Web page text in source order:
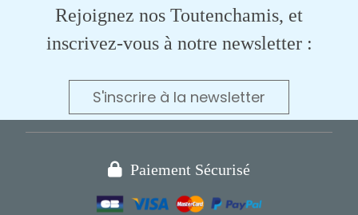
Rejoignez nos Toutenchamis, et
inscrivez-vous à notre newsletter :
S'inscrire à la newsletter
 Paiement Sécurisé